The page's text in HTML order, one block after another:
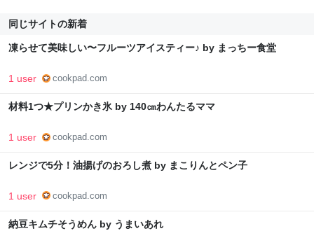
同じサイトの新着
凍らせて美味しい〜フルーツアイスティー♪ by まっちー食堂
1 user cookpad.com
材料1つ★プリンかき氷 by 140㎝わんたるママ
1 user cookpad.com
レンジで5分！油揚げのおろし煮 by まこりんとペン子
1 user cookpad.com
納豆キムチそうめん by うまいあれ